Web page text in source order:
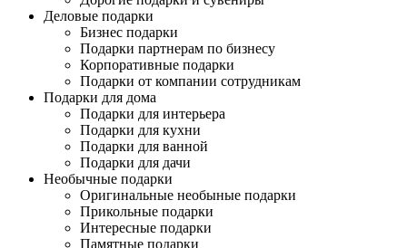
Деловые подарки
Бизнес подарки
Подарки партнерам по бизнесу
Корпоративные подарки
Подарки от компании сотрудникам
Подарки для дома
Подарки для интерьера
Подарки для кухни
Подарки для ванной
Подарки для дачи
Необычные подарки
Оригинальные необыные подарки
Прикольные подарки
Интересные подарки
Памятные подарки